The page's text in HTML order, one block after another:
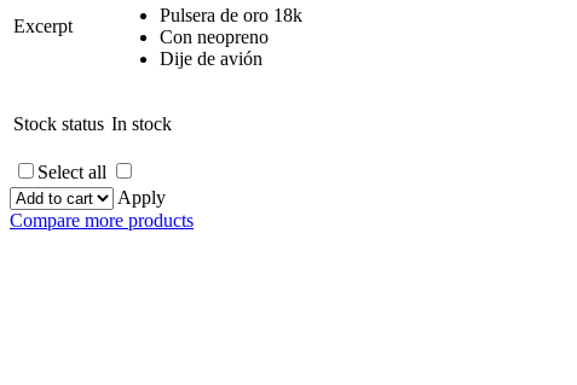
Excerpt
Pulsera de oro 18k
Con neopreno
Dije de avión
Stock status In stock
Select all
Apply
Compare more products